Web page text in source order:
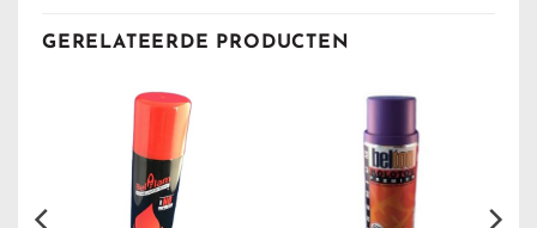
GERELATEERDE PRODUCTEN